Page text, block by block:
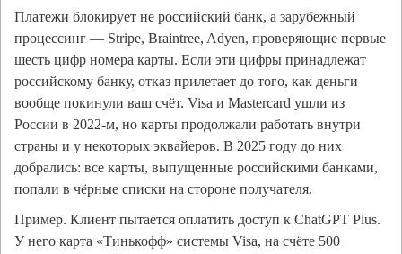
Платежи блокирует не российский банк, а зарубежный
процессинг — Stripe, Braintree, Adyen, проверяющие первые
шесть цифр номера карты. Если эти цифры принадлежат
российскому банку, отказ прилетает до того, как деньги
вообще покинули ваш счёт. Visa и Mastercard ушли из
России в 2022-м, но карты продолжали работать внутри
страны и у некоторых эквайеров. В 2025 году до них
добрались: все карты, выпущенные российскими банками,
попали в чёрные списки на стороне получателя.
Пример. Клиент пытается оплатить доступ к ChatGPT Plus.
У него карта «Тинькофф» системы Visa, на счёте 500